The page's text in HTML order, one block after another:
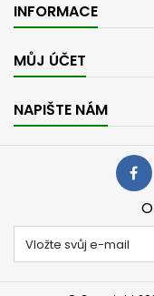
INFORMACE
MŮJ ÚČET
NAPIŠTE NÁM